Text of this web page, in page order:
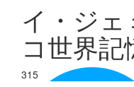
イ・ジ
コ世界記
315